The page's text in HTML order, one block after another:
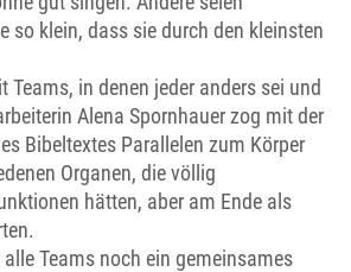
so klein, dass sie durch den kleinsten
Teams, in denen jeder anders sei und
Alena Spornhauer zog mit der
Bibeltextes Parallelen zum Körper
Organen, die völlig
hätten, aber am Ende als
Teams noch ein gemeinsames